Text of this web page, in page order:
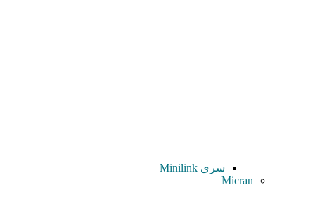
سری Minilink
Micran